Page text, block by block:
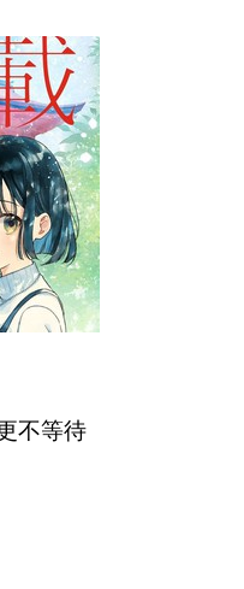
不等待